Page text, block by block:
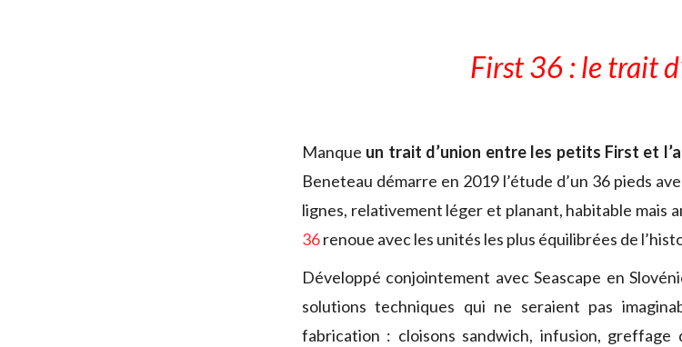
First 36 : le trait
Manque un trait d’union entre les petits First et
Beneteau démarre en 2019 l’étude d’un 36 pieds
lignes, relativement léger et planant, habitable mais
36renoue avec les unités les plus équilibrées de
Développé conjointement avec Seascape en
solutions techniques qui ne seraient pas
fabrication : cloisons sandwich, infusion,